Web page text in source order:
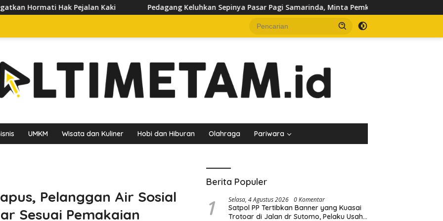
Kaki Pedagang Keluhkan Sepinya Pasar Pagi Samarinda, Minta Pemkot Evaluasi Penataan Kios hingga Tarif
UMKM Wisata dan Kuliner Hobi dan Hiburan Olahraga Pariwara
Pelanggan Air Sosial
Sesuai Pemakaian
Berita Populer
1 Selasa, 4 Agustus 2026 0 Komentar
Satpol PP Tertibkan Banner yang Kuasai
Trotoar di Jalan dr Sutomo, Pelaku Usaha